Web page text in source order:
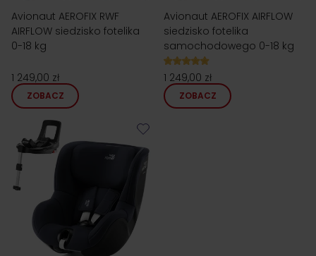
Avionaut AEROFIX RWF
AIRFLOW siedzisko fotelika
0-18 kg
1 249,00 zł
ZOBACZ
Avionaut AEROFIX AIRFLOW
siedzisko fotelika
samochodowego 0-18 kg
1 249,00 zł
ZOBACZ